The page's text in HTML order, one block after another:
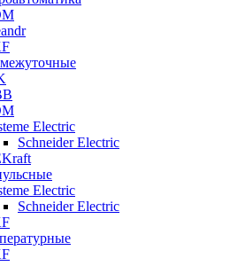
Electric
Schneider Electric
Electric
Schneider Electric